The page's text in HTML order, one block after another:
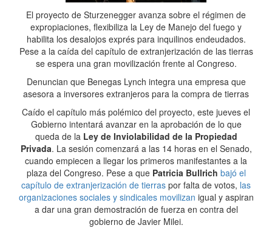
El proyecto de Sturzenegger avanza sobre el régimen de
expropiaciones, flexibiliza la Ley de Manejo del fuego y
habilita los desalojos exprés para inquilinos endeudados.
Pese a la caída del capítulo de extranjerización de las tierras
se espera una gran movilización frente al Congreso.
Denuncian que Benegas Lynch integra una empresa que
asesora a inversores extranjeros para la compra de tierras
Caído el capítulo más polémico del proyecto, este jueves el
Gobierno intentará avanzar en la aprobación de lo que
queda de la Ley de Inviolabilidad de la Propiedad
Privada. La sesión comenzará a las 14 horas en el Senado,
cuando empiecen a llegar los primeros manifestantes a la
plaza del Congreso. Pese a que Patricia Bullrich bajó el
capítulo de extranjerización de tierras por falta de votos, las
organizaciones sociales y sindicales movilizan igual y aspiran
a dar una gran demostración de fuerza en contra del
gobierno de Javier Milei.